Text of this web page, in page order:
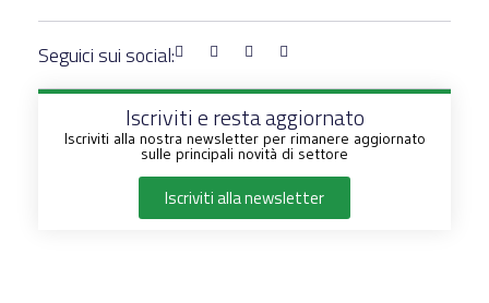
Seguici sui social:
Iscriviti e resta aggiornato
Iscriviti alla nostra newsletter per rimanere aggiornato
sulle principali novità di settore
Iscriviti alla newsletter